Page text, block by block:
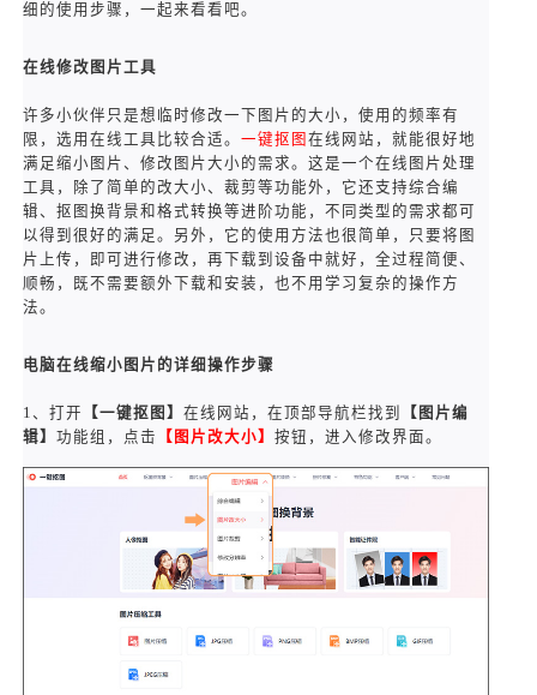
细的使用步骤，一起来看看吧。
在线修改图片工具
许多小伙伴只是想临时修改一下图片的大小，使用的频率有
限，选用在线工具比较合适。 一键抠图 在线网站，就能很好地
满足缩小图片、修改图片大小的需求。这是一个在线图片处理
工具，除了简单的改大小、裁剪等功能外，它还支持综合编
辑、抠图换背景和格式转换等进阶功能，不同类型的需求都可
以得到很好的满足。另外，它的使用方法也很简单，只要将图
片上传，即可进行修改，再下载到设备中就好，全过程简便、
顺畅，既不需要额外下载和安装，也不用学习复杂的操作方
法。
电脑在线缩小图片的详细操作步骤
1、打开 【一键抠图】 在线网站，在顶部导航栏找到
【图片编
辑】 功能组，点击 【图片改大小】 按钮，进入修改界面。